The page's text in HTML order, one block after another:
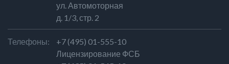
ул. Автомоторная
д. 1/3, стр. 2
Телефоны:
+7 (495) 01-555-10
Лицензирование ФСБ